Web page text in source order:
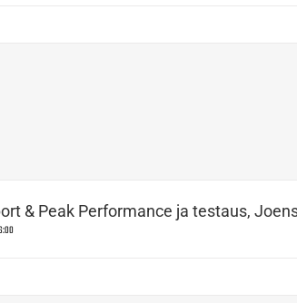
& Peak Performance ja testaus,